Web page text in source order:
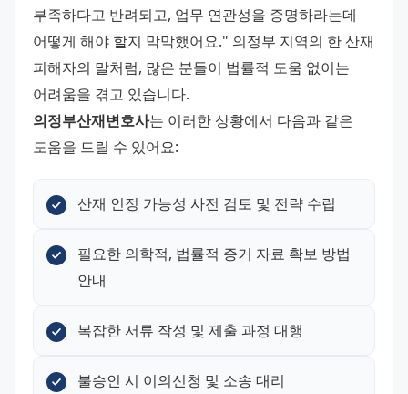
부족하다고 반려되고, 업무 연관성을 증명하라는데
어떻게 해야 할지 막막했어요." 의정부 지역의 한 산재
피해자의 말처럼, 많은 분들이 법률적 도움 없이는
어려움을 겪고 있습니다.
의정부산재변호사는 이러한 상황에서 다음과 같은
도움을 드릴 수 있어요:
산재 인정 가능성 사전 검토 및 전략 수립
필요한 의학적, 법률적 증거 자료 확보 방법
안내
복잡한 서류 작성 및 제출 과정 대행
불승인 시 이의신청 및 소송 대리